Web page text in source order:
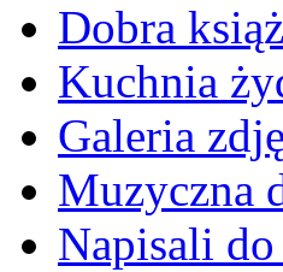
Dobra
Kuchnia
Galeria
Muzyczna
Napisali do